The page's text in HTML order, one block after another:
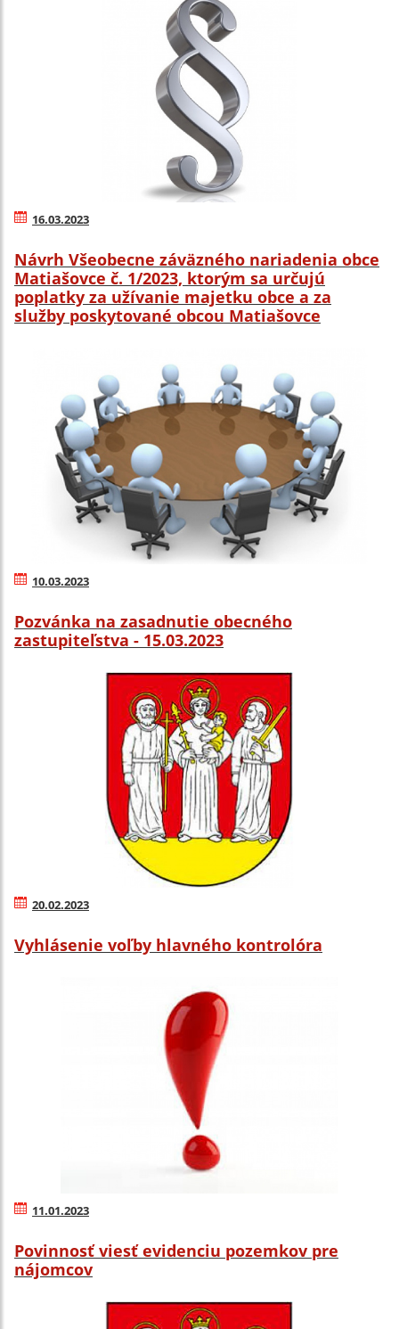
16.03.2023
Návrh Všeobecne záväzného nariadenia obce
Matiašovce č. 1/2023, ktorým sa určujú
poplatky za užívanie majetku obce a za
služby poskytované obcou Matiašovce
10.03.2023
Pozvánka na zasadnutie obecného
zastupiteľstva - 15.03.2023
20.02.2023
Vyhlásenie voľby hlavného kontrolóra
11.01.2023
Povinnosť viesť evidenciu pozemkov pre
nájomcov